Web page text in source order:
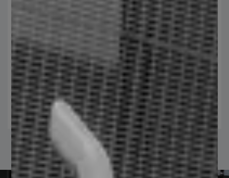
Ingeniería y diseño de elementos de rejilla
electroforjada
Equipo de expertos capacitados y apasionados, estamos
comprometidos a transformar tus ideas en realidad.